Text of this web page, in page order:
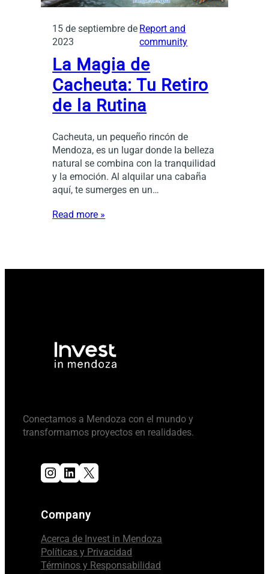
15 de septiembre de
2023
Report and
community
La Magia de
Cacheuta: Tu Retiro
de la Rutina
Cacheuta, un pequeño rincón de
Mendoza, es un lugar donde la belleza
natural se combina con la tranquilidad
y la emoción. Al alquilar una cabaña
aquí, te sumerges en un…
Read more »
Conectamos a Mendoza con el mundo y
transformamos proyectos en realidades.
Instagram LinkedIn X
Company
Acerca de Invest in Mendoza
Políticas y Privacidad
Términos y Responsabilidad